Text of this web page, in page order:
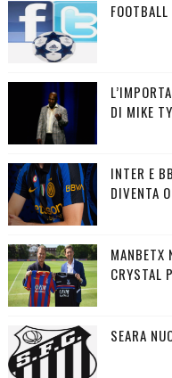
DI MIKE
INTER E
DIVENTA
MANBETX
CRYSTAL
SEARA